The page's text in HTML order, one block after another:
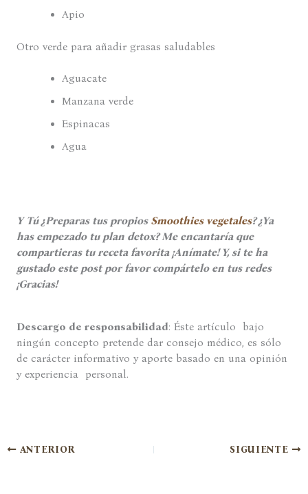
Apio
Otro verde para añadir grasas saludables
Aguacate
Manzana verde
Espinacas
Agua
Y Tú ¿Preparas tus propiosSmoothies vegetales? ¿Ya
has empezado tu plan detox? Me encantaría que
compartieras tu receta favorita ¡Anímate! Y, si te ha
gustado este post por favor compártelo en tus redes
¡Gracias!
Descargo de responsabilidad: Éste artículo bajo
ningún concepto pretende dar consejo médico, es sólo
de carácter informativo y aporte basado en una opinión
y experiencia personal.
ANTERIOR SIGUIENTE